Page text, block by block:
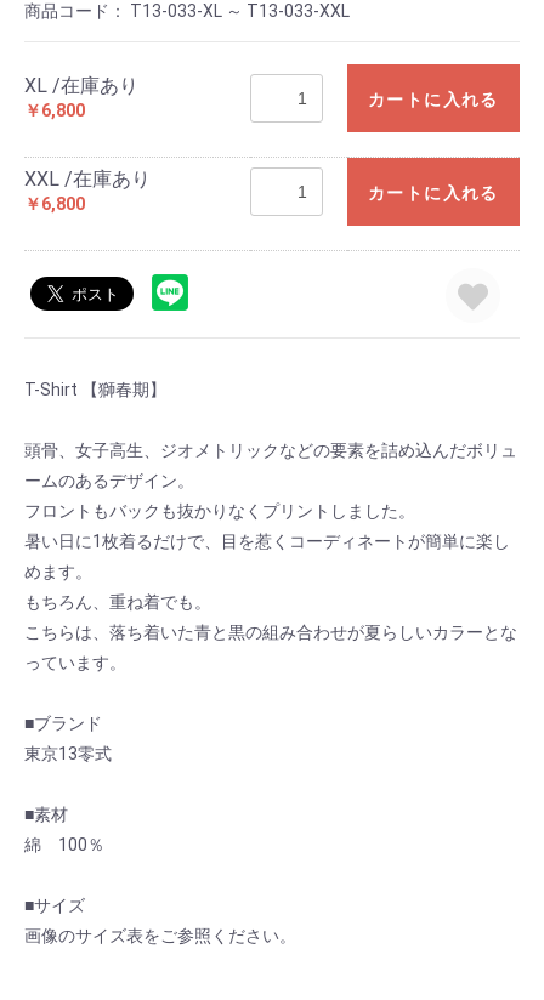
商品コード： T13-033-XL ～ T13-033-XXL
XL /在庫あり
￥6,800
カートに入れる
XXL /在庫あり
￥6,800
カートに入れる
T-Shirt 【獅春期】
頭骨、女子高生、ジオメトリックなどの要素を詰め込んだボリュ
ームのあるデザイン。
フロントもバックも抜かりなくプリントしました。
暑い日に1枚着るだけで、目を惹くコーディネートが簡単に楽し
めます。
もちろん、重ね着でも。
こちらは、落ち着いた青と黒の組み合わせが夏らしいカラーとな
っています。
■ブランド
東京13零式
■素材
綿 100％
■サイズ
画像のサイズ表をご参照ください。